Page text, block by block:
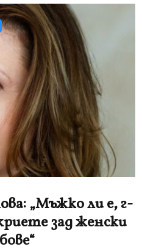
„Мъжко ли е, г-
зад женски